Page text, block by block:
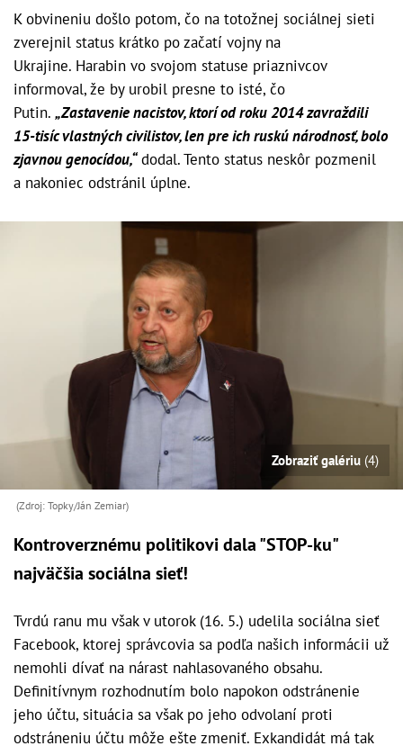
K obvineniu došlo potom, čo na totožnej sociálnej sieti
zverejnil status krátko po začatí vojny na
Ukrajine. Harabin vo svojom statuse priaznivcov
informoval, že by urobil presne to isté, čo
Putin. „Zastavenie nacistov, ktorí od roku 2014 zavraždili
15-tisíc vlastných civilistov, len pre ich ruskú národnosť, bolo
zjavnou genocídou,“dodal. Tento status neskôr pozmenil
a nakoniec odstránil úplne.
Zobraziť galériu (4)
(Zdroj: Topky/Ján Zemiar)
Kontroverznému politikovi dala "STOP-ku"
najväčšia sociálna sieť!
Tvrdú ranu mu však v utorok (16. 5.) udelila sociálna sieť
Facebook, ktorej správcovia sa podľa našich informácii už
nemohli dívať na nárast nahlasovaného obsahu.
Definitívnym rozhodnutím bolo napokon odstránenie
jeho účtu, situácia sa však po jeho odvolaní proti
odstráneniu účtu môže ešte zmeniť. Exkandidát má tak